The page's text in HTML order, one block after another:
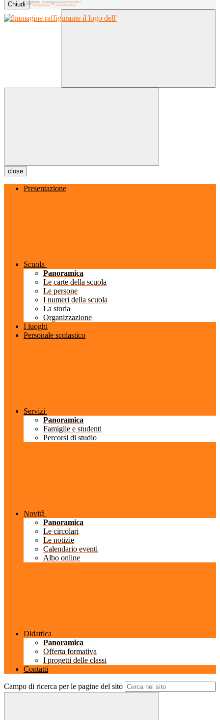
Chiudi
C.M. MIRC300004 | C.F. 97040260156 | Tel. 02.8260979 - 02.89300137
EMAIL: mirc300004@istruzione.it | PEC: mirc300004@pec.istruzione.it
close
Presentazione
Scuola
Panoramica
Le carte della scuola
Le persone
I numeri della scuola
La storia
Organizzazione
I luoghi
Personale scolastico
Servizi
Panoramica
Famiglie e studenti
Percorsi di studio
Novità
Panoramica
Le circolari
Le notizie
Calendario eventi
Albo online
Didattica
Panoramica
Offerta formativa
I progetti delle classi
Contatti
Campo di ricerca per le pagine del sito